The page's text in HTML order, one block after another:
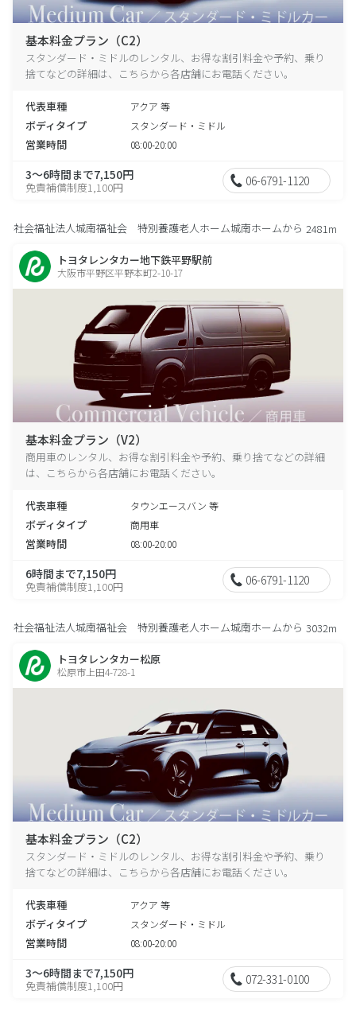
基本料金プラン（C2）
スタンダード・ミドルのレンタル、お得な割引料金や予約、乗り
捨てなどの詳細は、こちらから各店舗にお電話ください。
代表車種 アクア 等
ボディタイプ スタンダード・ミドル
営業時間 08:00-20:00
3～6時間まで7,150円
免責補償制度1,100円 06-6791-1120
社会福祉法人城南福祉会 特別養護老人ホーム城南ホームから 2481m
トヨタレンタカー地下鉄平野駅前
大阪市平野区平野本町2-10-17
基本料金プラン（V2）
商用車のレンタル、お得な割引料金や予約、乗り捨てなどの詳細
は、こちらから各店舗にお電話ください。
代表車種 タウンエースバン 等
ボディタイプ 商用車
営業時間 08:00-20:00
6時間まで7,150円
免責補償制度1,100円 06-6791-1120
社会福祉法人城南福祉会 特別養護老人ホーム城南ホームから 3032m
トヨタレンタカー松原
松原市上田4-728-1
基本料金プラン（C2）
スタンダード・ミドルのレンタル、お得な割引料金や予約、乗り
捨てなどの詳細は、こちらから各店舗にお電話ください。
代表車種 アクア 等
ボディタイプ スタンダード・ミドル
営業時間 08:00-20:00
3～6時間まで7,150円
免責補償制度1,100円 072-331-0100